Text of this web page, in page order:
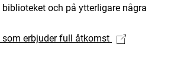
och på ytterligare några
erbjuder full åtkomst